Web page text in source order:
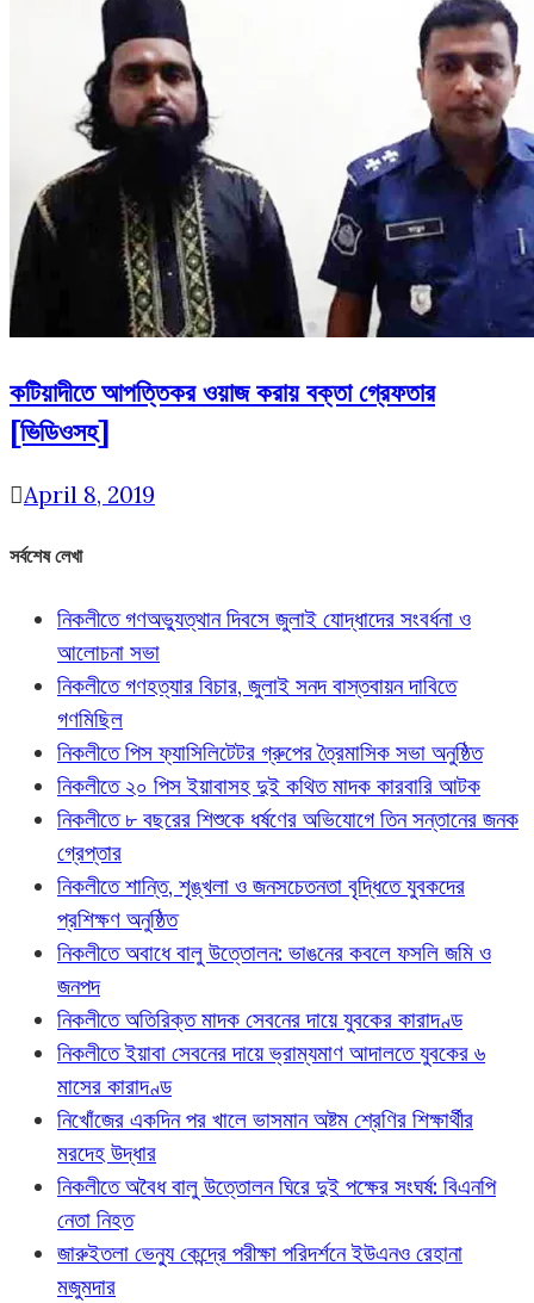
কটিয়াদীতে আপত্তিকর ওয়াজ করায় বক্তা গ্রেফতার
[ভিডিওসহ]
April 8, 2019
সর্বশেষ লেখা
নিকলীতে গণঅভ্যুত্থান দিবসে জুলাই যোদ্ধাদের সংবর্ধনা ও
আলোচনা সভা
নিকলীতে গণহত্যার বিচার, জুলাই সনদ বাস্তবায়ন দাবিতে
গণমিছিল
নিকলীতে পিস ফ্যাসিলিটেটর গ্রুপের ত্রৈমাসিক সভা অনুষ্ঠিত
নিকলীতে ২০ পিস ইয়াবাসহ দুই কথিত মাদক কারবারি আটক
নিকলীতে ৮ বছরের শিশুকে ধর্ষণের অভিযোগে তিন সন্তানের জনক
গ্রেপ্তার
নিকলীতে শান্তি, শৃঙ্খলা ও জনসচেতনতা বৃদ্ধিতে যুবকদের
প্রশিক্ষণ অনুষ্ঠিত
নিকলীতে অবাধে বালু উত্তোলন: ভাঙনের কবলে ফসলি জমি ও
জনপদ
নিকলীতে অতিরিক্ত মাদক সেবনের দায়ে যুবকের কারাদণ্ড
নিকলীতে ইয়াবা সেবনের দায়ে ভ্রাম্যমাণ আদালতে যুবকের ৬
মাসের কারাদণ্ড
নিখোঁজের একদিন পর খালে ভাসমান অষ্টম শ্রেণির শিক্ষার্থীর
মরদেহ উদ্ধার
নিকলীতে অবৈধ বালু উত্তোলন ঘিরে দুই পক্ষের সংঘর্ষ: বিএনপি
নেতা নিহত
জারুইতলা ভেন্যু কেন্দ্রে পরীক্ষা পরিদর্শনে ইউএনও রেহানা
মজুমদার